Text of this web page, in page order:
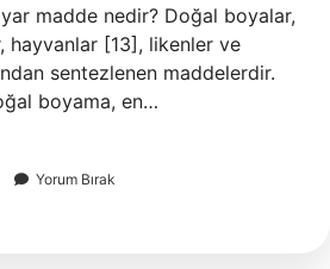
madde nedir? Doğal boyalar,
hayvanlar [13], likenler ve
sentezlenen maddelerdir.
boyama, en…
Yorum Bırak